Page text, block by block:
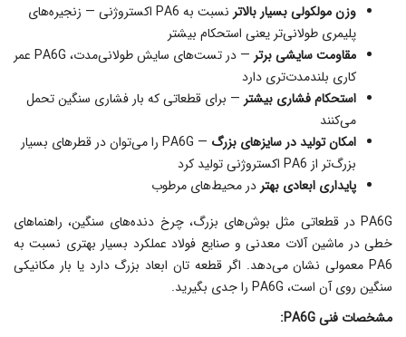
وزن مولکولی بسیار بالاتر
نسبت به PA6 اکستروژنی — زنجیره‌های
پلیمری طولانی‌تر یعنی استحکام بیشتر
مقاومت سایشی برتر
— در تست‌های سایش طولانی‌مدت، PA6G عمر
کاری بلندمدت‌تری دارد
استحکام فشاری بیشتر — برای قطعاتی که بار فشاری سنگین تحمل
می‌کنند
امکان تولید در سایزهای بزرگ
— PA6G را می‌توان در قطرهای بسیار
بزرگ‌تر از PA6 اکستروژنی تولید کرد
پایداری ابعادی بهتر در محیط‌های مرطوب
PA6G در قطعاتی مثل بوش‌های بزرگ، چرخ‌ دنده‌های سنگین، راهنماهای
خطی در ماشین‌ آلات معدنی و صنایع فولاد عملکرد بسیار بهتری نسبت به
PA6 معمولی نشان می‌دهد. اگر قطعه‌ تان ابعاد بزرگ دارد یا بار مکانیکی
سنگین روی آن است، PA6G را جدی بگیرید.
مشخصات فنی PA6G: